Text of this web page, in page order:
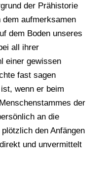
der Prähistorie
aufmerksamen
dem Boden unseres
all ihrer
einer gewissen
fast sagen
wenn er beim
der
an die
den Anfängen
und unvermittelt